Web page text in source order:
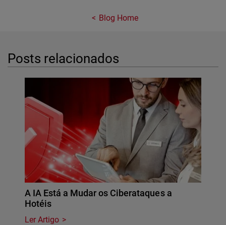
Blog Home
Posts relacionados
A IA Está a Mudar os Ciberataques a
Hotéis
Ler Artigo